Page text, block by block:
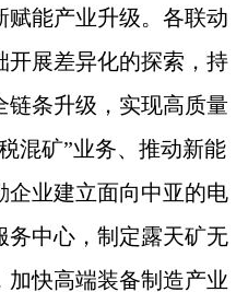
赋能产业升级。各联动
开展差异化的探索，持
链条升级，实现高质量
混矿”业务、推动新能
企业建立面向中亚的电
务中心，制定露天矿无
加快高端装备制造产业